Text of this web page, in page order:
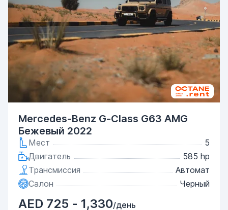
Mercedes-Benz G-Class G63 AMG
Бежевый 2022
Мест
5
Двигатель
585 hp
Трансмиссия
Автомат
Салон
Черный
AED 725 - 1,330/день